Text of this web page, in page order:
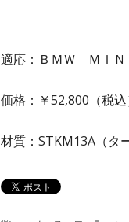
適応：ＢＭＷ ＭＩＮ
価格：￥52,800（税込
材質：STKM13A（タ